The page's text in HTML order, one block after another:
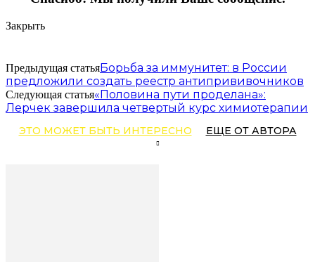
Закрыть
Предыдущая статьяБорьба за иммунитет: в России
предложили создать реестр антипрививочников
Следующая статья«Половина пути проделана»:
Лерчек завершила четвертый курс химиотерапии
ЭТО МОЖЕТ БЫТЬ ИНТЕРЕСНО ЕЩЕ ОТ АВТОРА